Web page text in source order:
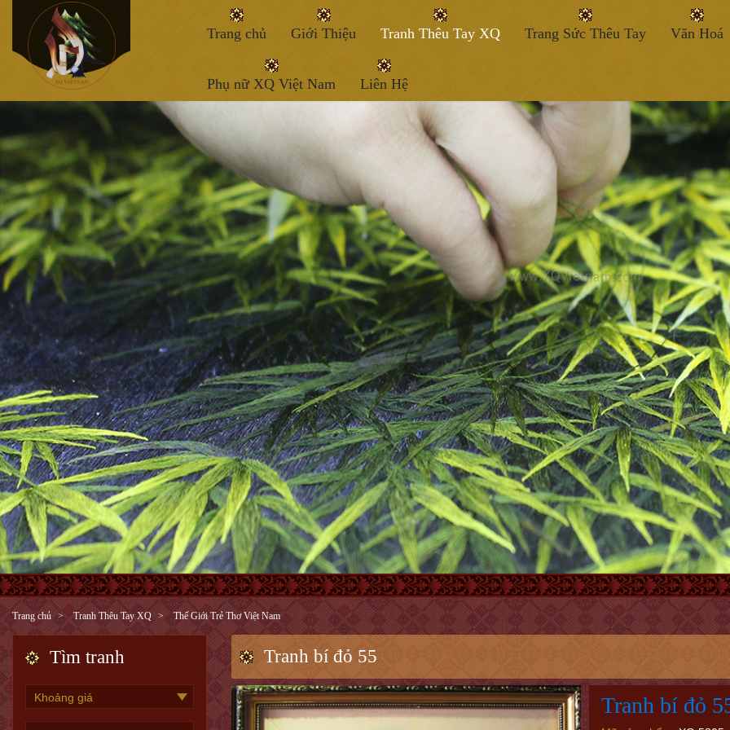
Trang chủ Giới Thiệu Tranh Thêu Tay XQ Trang Sức Thêu Tay Văn Hoá
Phụ nữ XQ Việt Nam Liên Hệ
Trang chủ Tranh Thêu Tay XQ Thế Giới Trẻ Thơ Việt Nam
Tìm tranh Tranh bí đỏ 55
Tranh bí đỏ